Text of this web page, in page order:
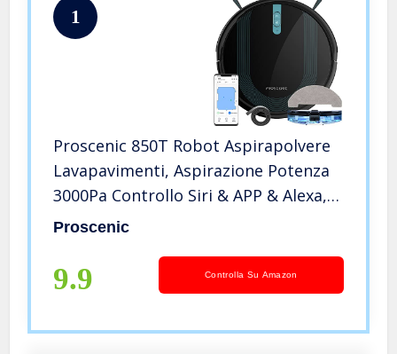
1
Proscenic 850T Robot Aspirapolvere
Lavapavimenti, Aspirazione Potenza
3000Pa Controllo Siri & APP & Alexa,
Serbatoio Acqua Elettrico 2-In-1 per
Domestica/Capelli/Polvere/Lavapavimenti
Proscenic
9.9 Controlla Su Amazon